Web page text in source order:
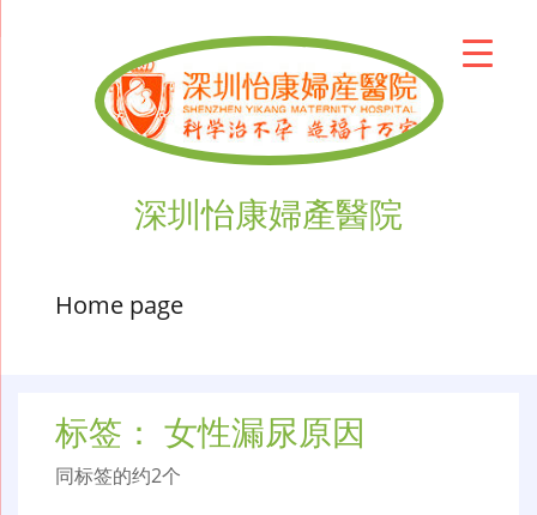
深圳怡康婦產醫院
Home page
标签： 女性漏尿原因
同标签的约2个